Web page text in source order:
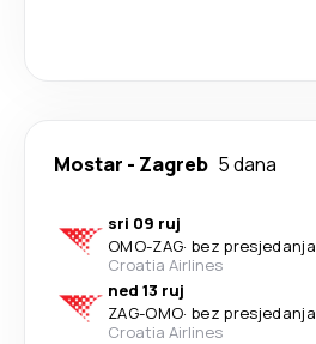
Mostar - Zagreb 5 dana
sri 09 ruj
OMO-ZAG· bez presjedanja
Croatia Airlines
ned 13 ruj
ZAG-OMO· bez presjedanja
Croatia Airlines